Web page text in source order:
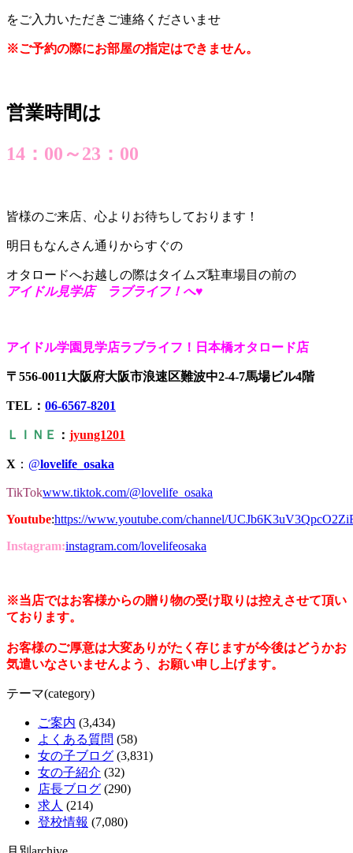
をご入力いただきご連絡くださいませ
※ご予約の際にお部屋の指定はできません。
営業時間は
14：00～23：00
皆様のご来店、心よりお待ちしております！
明日もなんさん通りからすぐの
オタロードへお越しの際はタイムズ駐車場目の前の
アイドル見学店 ラブライフ！へ♥
アイドル学園見学店ラブライフ！日本橋オタロード店
〒556-0011大阪府大阪市浪速区難波中2-4-7馬場ビル4階
TEL： 06-6567-8201
ＬＩＮＥ ： jyung1201
X ： @lovelife_osaka
TikTokwww.tiktok.com/@lovelife_osaka
Youtube:https://www.youtube.com/channel/
Instagram:instagram.com/lovelifeosaka
※当店ではお客様からの贈り物の受け取りは控えさせて頂い
ております。
お客様のご厚意は大変ありがたく存じますが今後はどうかお
気遣いなさいませんよう、お願い申し上げます。
テーマ(category)
ご案内 (3,434)
よくある質問 (58)
女の子ブログ (3,831)
女の子紹介 (32)
店長ブログ (290)
求人 (214)
登校情報 (7,080)